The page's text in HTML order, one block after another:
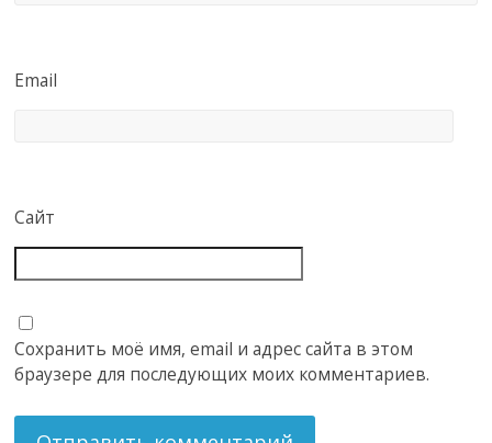
Email
Сайт
Сохранить моё имя, email и адрес сайта в этом
браузере для последующих моих комментариев.